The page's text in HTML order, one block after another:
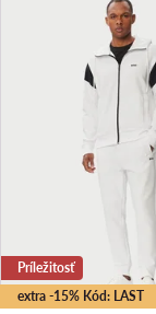
extra -15% Kód: LAST
Príležitosť